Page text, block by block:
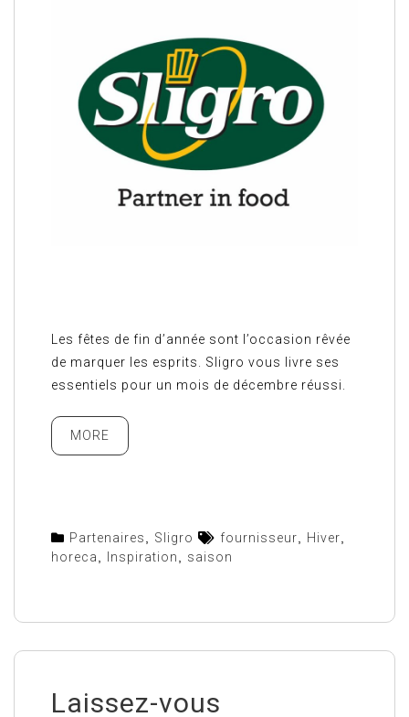
Les fêtes de fin d’année sont l’occasion rêvée
de marquer les esprits. Sligro vous livre ses
essentiels pour un mois de décembre réussi.
MORE
Partenaires, Sligro fournisseur, Hiver,
horeca, Inspiration, saison
Laissez-vous